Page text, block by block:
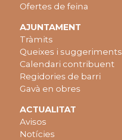
Ofertes de feina
AJUNTAMENT
Tràmits
Queixes i suggeriments
Calendari contribuent
Regidories de barri
Gavà en obres
ACTUALITAT
Avisos
Notícies